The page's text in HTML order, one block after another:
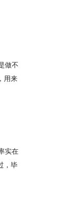
做不
用来
实在
，毕